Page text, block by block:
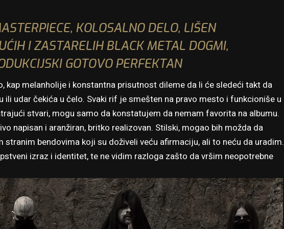
KOLOSALNO DELO, LIŠEN
I ZASTARELIH BLACK METAL DOGMI,
GOTOVO PERFEKTAN
kap melanholije i konstantna prisutnost dileme da li će sledeći takt da
ili udar čekića u čelo. Svaki rif je smešten na pravo mesto i funkcioniše u
stvari, mogu samo da konstatujem da nemam favorita na albumu.
napisan i aranžiran, britko realizovan. Stilski, mogao bih možda da
stranim bendovima koji su doživeli veću afirmaciju, ali to neću da uradim.
izraz i identitet, te ne vidim razloga zašto da vršim neopotrebne